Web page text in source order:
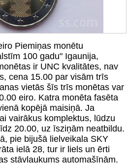
Piemiņas monētu
100 gadu" Igaunija,
ir UNC kvalitātes, nav
cena 15.00 par visām trīs
vietās šīs trīs monētas var
eiro. Katra monēta fasēta
kopējā maisiņā. Ja
vairākus komplektus, lūdzu
20.00, uz īsziņām neatbildu.
pie bijušā lielveikala SKY
ielā 28, tur ir liels un ērti
stāvlaukums automašīnām.